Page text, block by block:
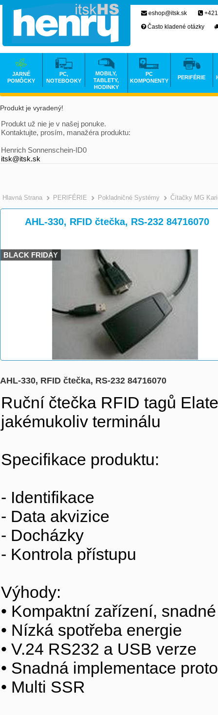
Produkt je vyradený!
Produkt už nie je v našej ponuke.
Kontaktujte, prosím, manažéra produktu:
Henrich Sonnenschein-ID0
itsk@itsk.sk
Hlavná Strana >
PERIFÉRIE >
Pokladničné Systémy Čítačky MG
AHL-330, RFID čtečka, RS-232 84716070
BLACK FRIDAY
AHL-330, RFID čtečka, RS-232 84716070
Ruční čtečka RFID tagů
jakémukoliv terminálu
Specifikace produktu:
- Identifikace
- Data akvizice
- Docházky
- Kontrola přístupu
Výhody:
• Kompaktní zařízení,
• Nízká spotřeba energie
• V.24 RS232 a USB verze
• Snadná implementace
• Multi SSR
eshop@itsk.sk
Často kladené otázky
JARNÉ
POMÔCKY
PC,
NOTEBOOKY
MOBILY,
TABLETY,
HODINKY
PC
KOMPONENTY
PERIFÉRIE